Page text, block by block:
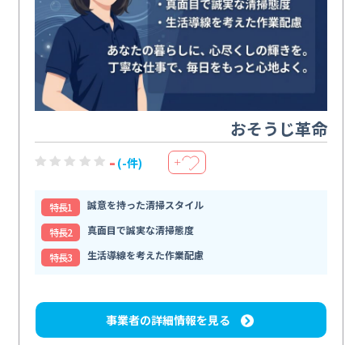
おそうじ革命
- (-件) ＋
特⻑1
誠意を持った清掃スタイル
特⻑2
真面目で誠実な清掃態度
特⻑3
生活導線を考えた作業配慮
事業者の詳細情報を見る